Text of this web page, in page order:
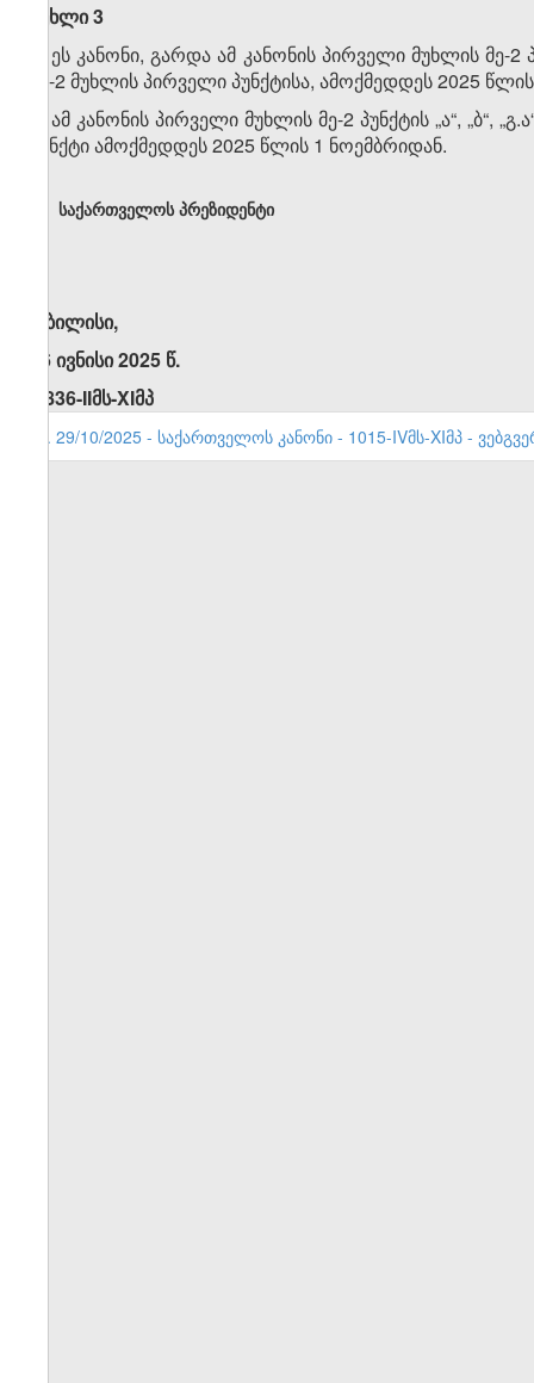
მუხლი 3
1. ეს კანონი, გარდა ამ კანონის პირველი მუხლის მე-2
მე-2 მუხლის პირველი პუნქტისა, ამოქმედდეს 2025
2. ამ კანონის პირველი მუხლის მე-2 პუნქტის „ა“, „ბ“,
პუნქტი ამოქმედდეს 2025 წლის 1 ნოემბრიდან.
საქართველოს პრეზიდენტი
თბილისი,
26 ივნისი 2025 წ.
N836-IIმს-XIმპ
1. 29/10/2025 - საქართველოს კანონი - 1015-IVმს-XIმპ -